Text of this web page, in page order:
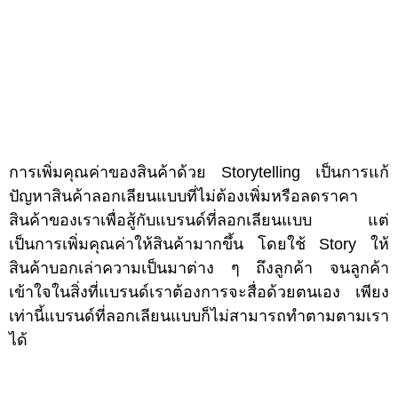
การเพิ่มคุณค่าของสินค้าด้วย Storytelling เป็นการแก้
ปัญหาสินค้าลอกเลียนแบบที่ไม่ต้องเพิ่มหรือลดราคา
สินค้าของเราเพื่อสู้กับแบรนด์ที่ลอกเลียนแบบ แต่
เป็นการเพิ่มคุณค่าให้สินค้ามากขึ้น โดยใช้ Story ให้
สินค้าบอกเล่าความเป็นมาต่าง ๆ ถึงลูกค้า จนลูกค้า
เข้าใจในสิ่งที่แบรนด์เราต้องการจะสื่อด้วยตนเอง เพียง
เท่านี้แบรนด์ที่ลอกเลียนแบบก็ไม่สามารถทำตามตามเรา
ได้